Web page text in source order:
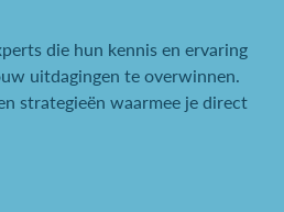
die hun kennis en ervaring
uitdagingen te overwinnen.
strategieën waarmee je direct